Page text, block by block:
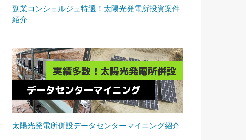
副業コンシェルジュ特選！太陽光発電所投資案件
紹介
太陽光発電所併設データセンターマイニング紹介